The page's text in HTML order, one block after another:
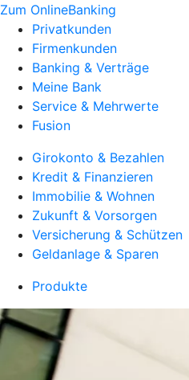
Zum OnlineBanking
Privatkunden
Firmenkunden
Banking & Verträge
Meine Bank
Service & Mehrwerte
Fusion
Girokonto & Bezahlen
Kredit & Finanzieren
Immobilie & Wohnen
Zukunft & Vorsorgen
Versicherung & Schützen
Geldanlage & Sparen
Produkte